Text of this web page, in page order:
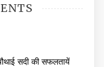
सदी की सफलतायें